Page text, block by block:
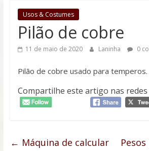
memórias
dessa
linda
cidade
Usos & Costumes
Pilão de cobre
11 de maio de 2020 Laninha 0
Pilão de cobre usado para temperos.
Compartilhe este artigo nas redes
← Máquina de calcular